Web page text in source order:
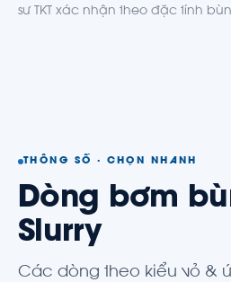
sư TKT xác nhận theo đặc tính
THÔNG SỐ · CHỌN NHANH
Dòng bơm
Slurry
Các dòng theo kiểu vỏ &